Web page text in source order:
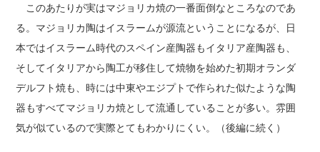
このあたりが実はマジョリカ焼の一番面倒なところなのであ
る。マジョリカ陶はイスラームが源流ということになるが、日
本ではイスラーム時代のスペイン産陶器もイタリア産陶器も、
そしてイタリアから陶工が移住して焼物を始めた初期オランダ
デルフト焼も、時には中東やエジプトで作られた似たような陶
器もすべてマジョリカ焼として流通していることが多い。雰囲
気が似ているので実際とてもわかりにくい。（後編に続く）